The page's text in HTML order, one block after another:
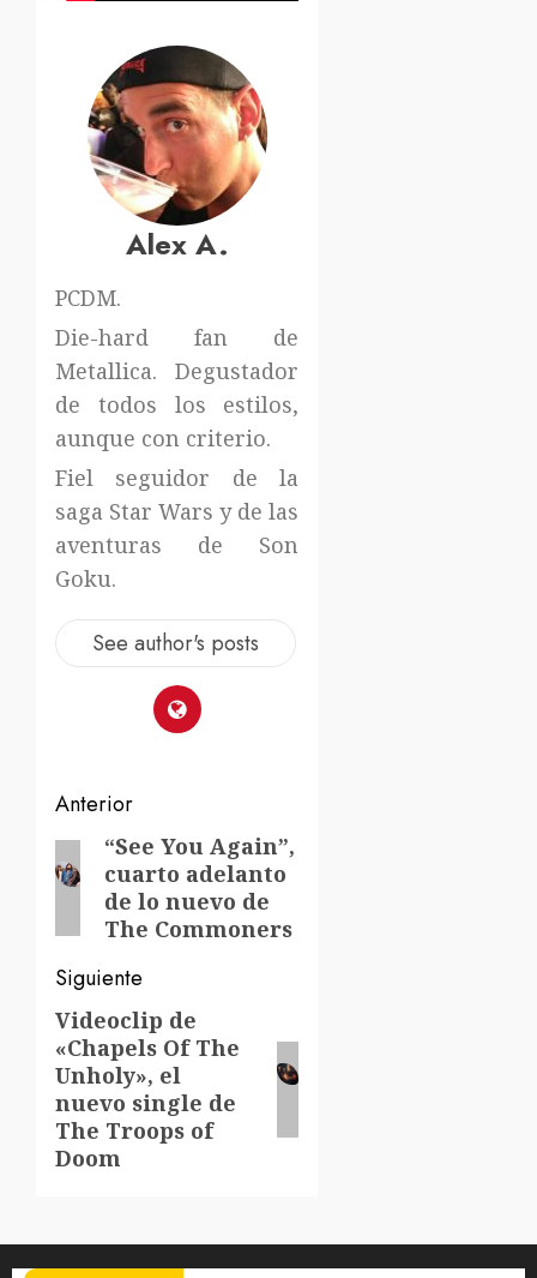
Alex A.
PCDM.
Die-hard fan de
Metallica. Degustador
de todos los estilos,
aunque con criterio.
Fiel seguidor de la
saga Star Wars y de las
aventuras de Son
Goku.
See author's posts
Navegación
de
entradas
Anterior
Entrada
anterior:
“See You Again”,
cuarto adelanto
de lo nuevo de
The Commoners
Siguiente
Siguiente
entrada:
Videoclip de
«Chapels Of The
Unholy», el
nuevo single de
The Troops of
Doom